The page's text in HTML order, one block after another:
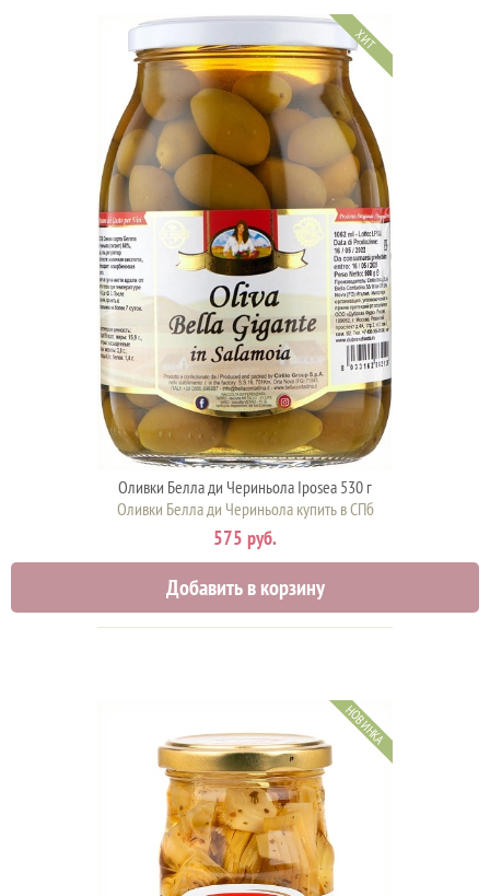
ХИТ
Оливки Белла ди Чериньола Iposea 530 г
Оливки Белла ди Чериньола купить в СПб
575 руб.
Добавить в корзину
НОВИНКА